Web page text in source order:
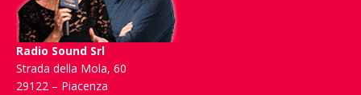
Radio Sound Srl
Strada della Mola, 60
29122 – Piacenza